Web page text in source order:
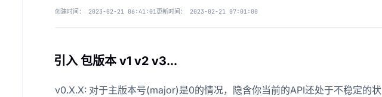
创建时间： 2023-02-21 06:41:01更新时间： 2023-02-21 07:01:00
引入 包版本 v1 v2 v3...
v0.X.X: 对于主版本号(major)是0的情况，隐含你当前的API还处于不稳定的状